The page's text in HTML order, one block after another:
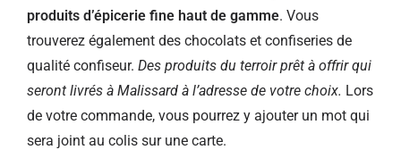
produits d’épicerie fine haut de gamme. Vous
trouverez également des chocolats et confiseries de
qualité confiseur. Des produits du terroir prêt à offrir qui
seront livrés à Malissard à l’adresse de votre choix. Lors
de votre commande, vous pourrez y ajouter un mot qui
sera joint au colis sur une carte.